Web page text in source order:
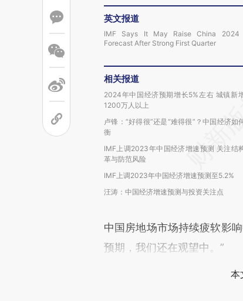
英文报道
IMF Says It May Raise China 2024
Forecast After Strong First Quarter
相关报道
2024年中国经济预期增长5%左右 城镇新
1200万人以上
卢锋：“好得很”还是“难得很”？中国经济如
衡
IMF上调2023年中国经济增速预测 关注结
革与防范风险
IMF上调2023年中国经济增速预测至5.2%
汪涛：中国经济增速预测与投资关注点
中国房地场市场持续疲软影
预期，我们还在观望中。”
本